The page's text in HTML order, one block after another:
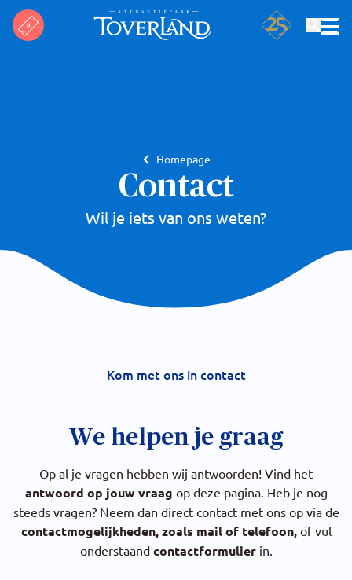
Homepage
Contact
Wil je iets van ons weten?
Kom met ons in contact
We helpen je graag
Op al je vragen hebben wij antwoorden! Vind het
antwoord op jouw vraag op deze pagina. Heb je nog
steeds vragen? Neem dan direct contact met ons op via de
contactmogelijkheden, zoals mail of telefoon,of vul
onderstaand contactformulierin.